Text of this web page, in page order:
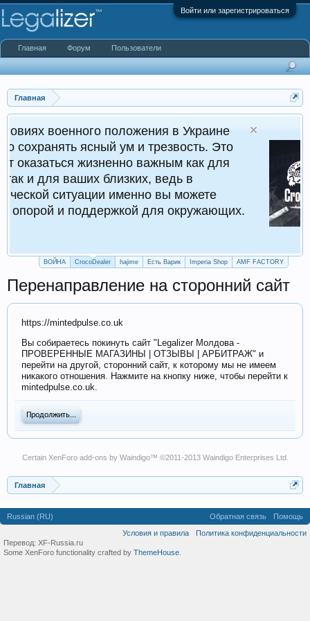
Войти или зарегистрироваться
Главная
положения в Украине
ум и трезвость. Это
важным как для
близких, ведь в
именно вы можете
для окружающих.
ВОЙНА CrocoDealer hajime Есть Варик Imperia Shop AMF FACTORY
Перенаправление на сторонний сайт
https://mintedpulse.co.uk
Вы собираетесь покинуть сайт "Legalizer Молдова -
ПРОВЕРЕННЫЕ МАГАЗИНЫ | ОТЗЫВЫ | АРБИТРАЖ" и
перейти на другой, сторонний сайт, к которому мы не имеем
никакого отношения. Нажмите на кнопку ниже, чтобы перейти к
mintedpulse.co.uk.
Продолжить...
Certain XenForo add-ons by Waindigo™ ©2011-2013 Waindigo Enterprises Ltd.
Главная
Главная Форум Пользователи
Russian (RU) Обратная связь
Помощь
Условия и правила
Политика конфиденциальности
Перевод: XF-Russia.ru
Some XenForo functionality crafted by ThemeHouse